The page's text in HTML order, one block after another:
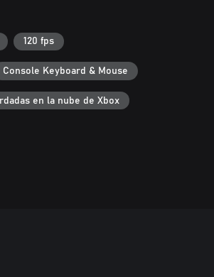
120 fps
Console Keyboard & Mouse
en la nube de Xbox